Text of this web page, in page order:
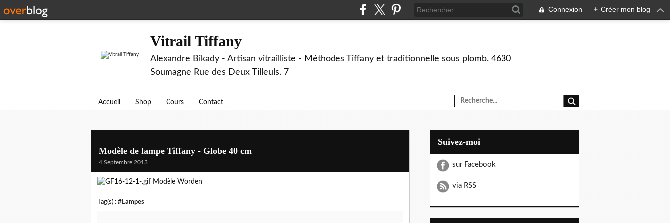
Connexion + Créer mon blog
Vitrail Tiffany
Alexandre Bikady - Artisan vitrailliste - Méthodes Tiffany et traditionnelle sous plomb. 4630
Soumagne Rue des Deux Tilleuls. 7
Accueil Shop Cours Contact
Modèle de lampe Tiffany - Globe 40 cm
4 Septembre 2013
Modèle Worden
Tag(s) : #Lampes
Suivez-moi
sur Facebook
via RSS